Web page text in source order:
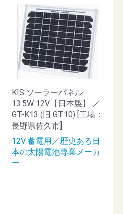
KIS ソーラーパネル
13.5W 12V【日本製】 ／
GT-K13 (旧 GT10) [工場：
長野県佐久市]
12V 蓄電用／歴史ある日
本の太陽電池専業メーカ
ー